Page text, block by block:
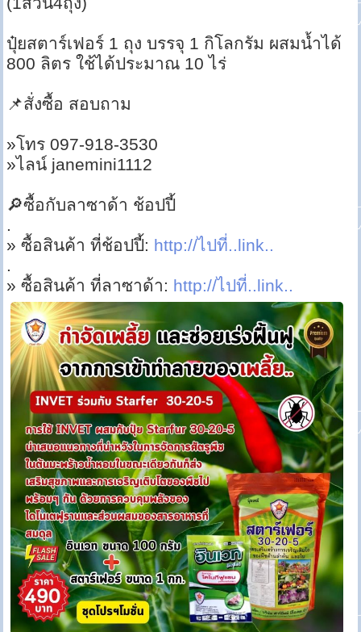
ปุ๋ยสตาร์เฟอร์ 1 ถุง บรรจุ 1 กิโลกรัม ผสมน้ำได้
800 ลิตร ใช้ได้ประมาณ 10 ไร่
📌สั่งซื้อ สอบถาม
»โทร 097-918-3530
»ไลน์ janemini1112
🔎ซื้อกับลาซาด้า ช้อปปี้
.
» ซื้อสินค้า ที่ช้อปปี้: http://ไปที่..link..
.
» ซื้อสินค้า ที่ลาซาด้า: http://ไปที่..link..